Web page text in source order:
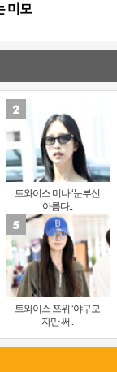
미모
트와이스 미나 ‘눈부신
아름다..
트와이스 쯔위 ‘야구모
자만 써..